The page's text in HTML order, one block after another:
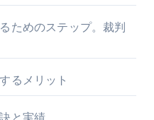
ためのステップ。裁判
るメリット
と実績